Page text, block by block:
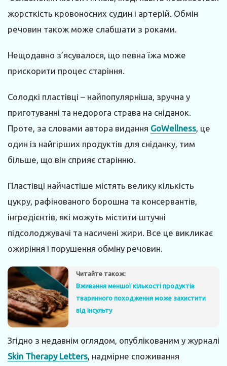
жорсткість кровоносних судин і артерій. Обмін
речовин також може слабшати з роками.
Нещодавно з’ясувалося, що певна їжа може
прискорити процес старіння.
Солодкі пластівці – найпопулярніша, зручна у
приготуванні та недорога страва на сніданок.
Проте, за словами автора видання GoWellness , це
один із найгірших продуктів для сніданку, тим
більше, що він сприяє старінню.
Пластівці найчастіше містять велику кількість
цукру, рафінованого борошна та консервантів,
інгредієнтів, які можуть містити штучні
підсолоджувачі та насичені жири. Все це викликає
ожиріння і порушення обміну речовин.
Читайте також:
Вживання меншої кількості продуктів
тваринного походження може захистити
від інсульту
Згідно з недавнім оглядом, опублікованим у журналі
Skin Therapy Letters , надмірне споживання